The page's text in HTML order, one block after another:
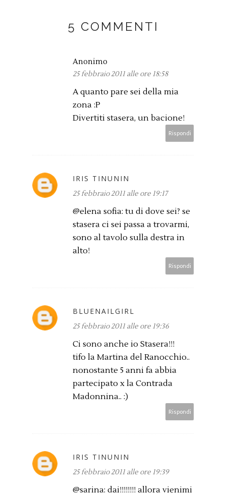
5 COMMENTI
Anonimo
25 febbraio 2011 alle ore 18:58
A quanto pare sei della mia
zona :P
Divertiti stasera, un bacione!
Rispondi
IRIS TINUNIN
25 febbraio 2011 alle ore 19:17
@elena sofia: tu di dove sei? se
stasera ci sei passa a trovarmi,
sono al tavolo sulla destra in
alto!
Rispondi
BLUENAILGIRL
25 febbraio 2011 alle ore 19:36
Ci sono anche io Stasera!!!
tifo la Martina del Ranocchio..
nonostante 5 anni fa abbia
partecipato x la Contrada
Madonnina.. :)
Rispondi
IRIS TINUNIN
25 febbraio 2011 alle ore 19:39
@sarina: dai!!!!!!!! allora vienimi